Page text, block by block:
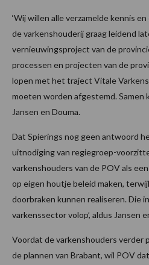
‘Wij willen alle verzamelde kennis
de varkenshouderij graag leidend
vernieuwingsproject van de
processen en projecten van de
lopen met het traject Vitale
moeten worden afgestemd. Samen
Jansen en Douma.
Dat Spierings nog geen antwoord
uitnodiging van regiegroep-
varkenshouders van de POV als
op eigen houtje beleid maken,
doorbraken kunnen realiseren. Die
varkenssector volop’, aldus Jansen
Voordat de varkenshouders verder
de plannen van Brabant, wil POV